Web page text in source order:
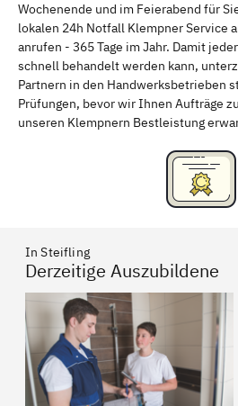
Schweinfurt
Freising
Wochenende und im Feierabend für
lokalen 24h Notfall Klempner Service
anrufen - 365 Tage im Jahr. Damit
schnell behandelt werden kann,
Partnern in den Handwerksbetrieben
Prüfungen, bevor wir Ihnen Aufträge
unseren Klempnern Bestleistung
In Steifling
Derzeitige Auszubildene